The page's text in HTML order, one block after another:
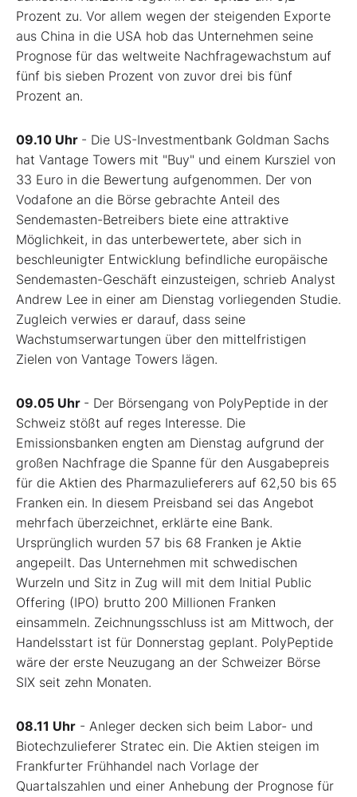
Prozent zu. Vor allem wegen der steigenden Exporte
aus China in die USA hob das Unternehmen seine
Prognose für das weltweite Nachfragewachstum auf
fünf bis sieben Prozent von zuvor drei bis fünf
Prozent an.
09.10 Uhr - Die US-Investmentbank Goldman Sachs
hat Vantage Towers mit "Buy" und einem Kursziel von
33 Euro in die Bewertung aufgenommen. Der von
Vodafone an die Börse gebrachte Anteil des
Sendemasten-Betreibers biete eine attraktive
Möglichkeit, in das unterbewertete, aber sich in
beschleunigter Entwicklung befindliche europäische
Sendemasten-Geschäft einzusteigen, schrieb Analyst
Andrew Lee in einer am Dienstag vorliegenden Studie.
Zugleich verwies er darauf, dass seine
Wachstumserwartungen über den mittelfristigen
Zielen von Vantage Towers lägen.
09.05 Uhr - Der Börsengang von PolyPeptide in der
Schweiz stößt auf reges Interesse. Die
Emissionsbanken engten am Dienstag aufgrund der
großen Nachfrage die Spanne für den Ausgabepreis
für die Aktien des Pharmazulieferers auf 62,50 bis 65
Franken ein. In diesem Preisband sei das Angebot
mehrfach überzeichnet, erklärte eine Bank.
Ursprünglich wurden 57 bis 68 Franken je Aktie
angepeilt. Das Unternehmen mit schwedischen
Wurzeln und Sitz in Zug will mit dem Initial Public
Offering (IPO) brutto 200 Millionen Franken
einsammeln. Zeichnungsschluss ist am Mittwoch, der
Handelsstart ist für Donnerstag geplant. PolyPeptide
wäre der erste Neuzugang an der Schweizer Börse
SIX seit zehn Monaten.
08.11 Uhr - Anleger decken sich beim Labor- und
Biotechzulieferer Stratec ein. Die Aktien steigen im
Frankfurter Frühhandel nach Vorlage der
Quartalszahlen und einer Anhebung der Prognose für